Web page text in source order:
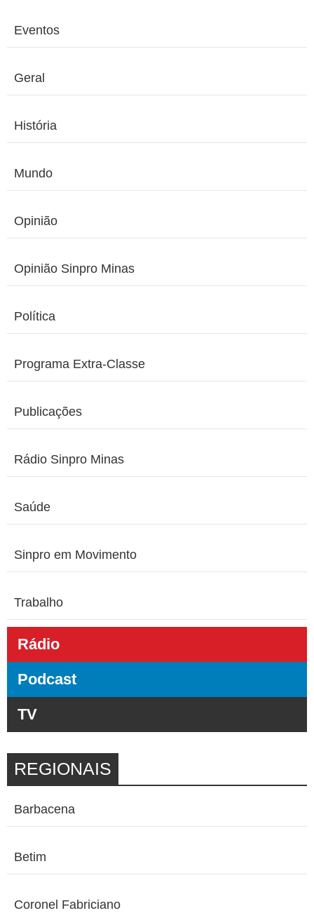
Eventos
Geral
História
Mundo
Opinião
Opinião Sinpro Minas
Política
Programa Extra-Classe
Publicações
Rádio Sinpro Minas
Saúde
Sinpro em Movimento
Trabalho
Rádio
Podcast
TV
REGIONAIS
Barbacena
Betim
Coronel Fabriciano